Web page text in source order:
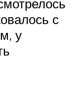
с
у